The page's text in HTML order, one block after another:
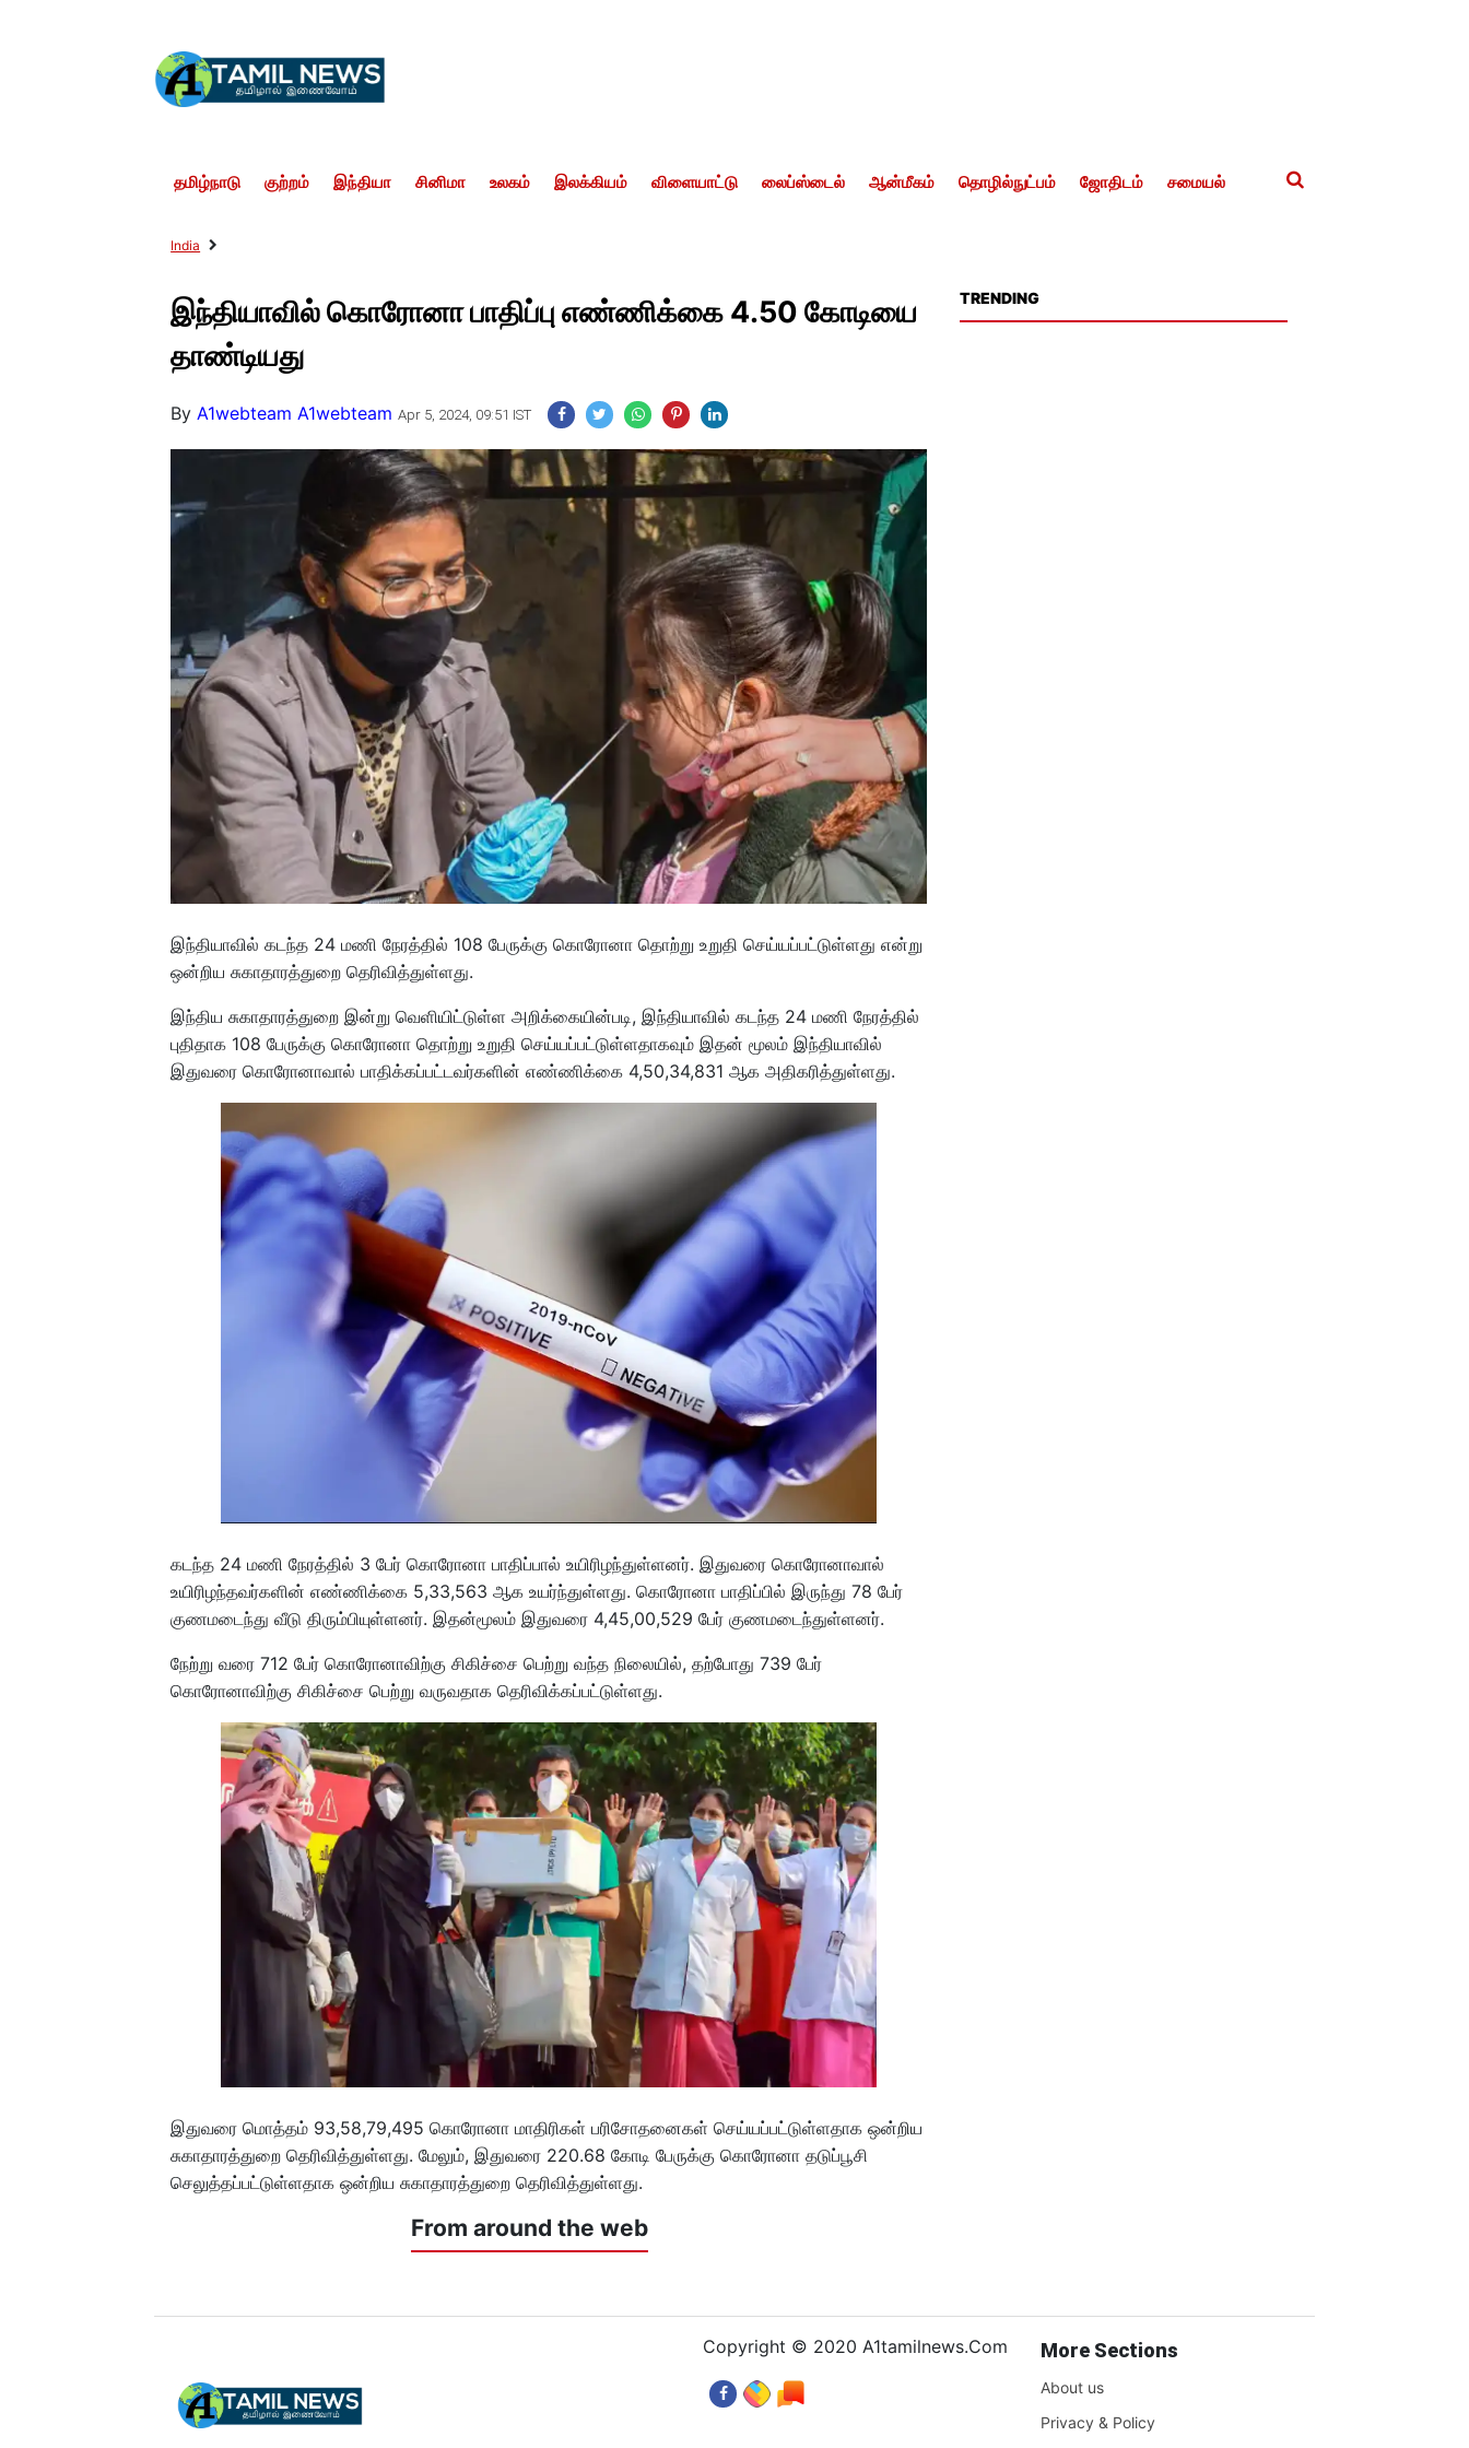
தமிழ்நாடு குற்றம் இந்தியா சினிமா உலகம் இலக்கியம் விளையாட்டு லைப்ஸ்டைல் ஆன்மீகம் தொழில்நுட்பம் ஜோதிடம் சமையல்
India
இந்தியாவில் கொரோனா பாதிப்பு எண்ணிக்கை 4.50 கோடியை
தாண்டியது
ByA1webteam A1webteam Apr 5, 2024, 09:51 IST
இந்தியாவில் கடந்த 24 மணி நேரத்தில் 108 பேருக்கு கொரோனா தொற்று உறுதி செய்யப்பட்டுள்ளது என்று
ஒன்றிய சுகாதாரத்துறை தெரிவித்துள்ளது.
இந்திய சுகாதாரத்துறை இன்று வெளியிட்டுள்ள அறிக்கையின்படி, இந்தியாவில் கடந்த 24 மணி நேரத்தில்
புதிதாக 108 பேருக்கு கொரோனா தொற்று உறுதி செய்யப்பட்டுள்ளதாகவும் இதன் மூலம் இந்தியாவில்
இதுவரை கொரோனாவால் பாதிக்கப்பட்டவர்களின் எண்ணிக்கை 4,50,34,831 ஆக அதிகரித்துள்ளது.
கடந்த 24 மணி நேரத்தில் 3 பேர் கொரோனா பாதிப்பால் உயிரிழந்துள்ளனர். இதுவரை கொரோனாவால்
உயிரிழந்தவர்களின் எண்ணிக்கை 5,33,563 ஆக உயர்ந்துள்ளது. கொரோனா பாதிப்பில் இருந்து 78 பேர்
குணமடைந்து வீடு திரும்பியுள்ளனர். இதன்மூலம் இதுவரை 4,45,00,529 பேர் குணமடைந்துள்ளனர்.
நேற்று வரை 712 பேர் கொரோனாவிற்கு சிகிச்சை பெற்று வந்த நிலையில், தற்போது 739 பேர்
கொரோனாவிற்கு சிகிச்சை பெற்று வருவதாக தெரிவிக்கப்பட்டுள்ளது.
இதுவரை மொத்தம் 93,58,79,495 கொரோனா மாதிரிகள் பரிசோதனைகள் செய்யப்பட்டுள்ளதாக ஒன்றிய
சுகாதாரத்துறை தெரிவித்துள்ளது. மேலும், இதுவரை 220.68 கோடி பேருக்கு கொரோனா தடுப்பூசி
செலுத்தப்பட்டுள்ளதாக ஒன்றிய சுகாதாரத்துறை தெரிவித்துள்ளது.
From around the web
TRENDING
Copyright © 2020 A1tamilnews.Com More Sections
About us
Privacy & Policy